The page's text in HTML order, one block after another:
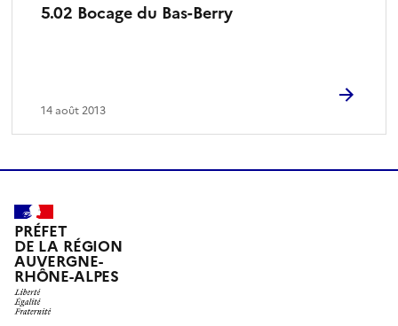
5.02 Bocage du Bas-Berry
14 août 2013
PRÉFET
DE LA RÉGION
AUVERGNE-
RHÔNE-ALPES